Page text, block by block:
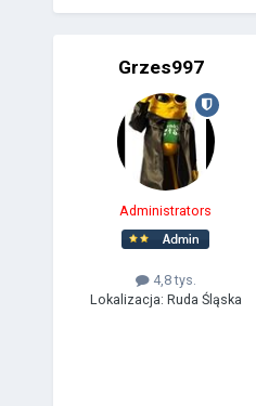
Grzes997
Administrators
4,8 tys.
Lokalizacja: Ruda Śląska